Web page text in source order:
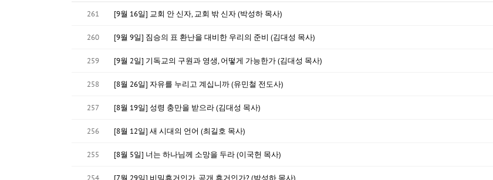
261 [9월 16일] 교회 안 신자, 교회 밖 신자 (박성하 목사)
260 [9월 9일] 짐승의 표 환난을 대비한 우리의 준비 (김대성 목사)
259 [9월 2일] 기독교의 구원과 영생, 어떻게 가능한가 (김대성 목사)
258 [8월 26일] 자유를 누리고 계십니까 (유민철 전도사)
257 [8월 19일] 성령 충만을 받으라 (김대성 목사)
256 [8월 12일] 새 시대의 언어 (최길호 목사)
255 [8월 5일] 너는 하나님께 소망을 두라 (이국헌 목사)
254 [7월 29일] 비밀휴거인가, 공개 휴거인가? (박성하 목사)